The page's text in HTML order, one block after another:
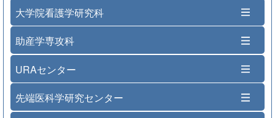
大学院看護学研究科
助産学専攻科
URAセンター
先端医科学研究センター